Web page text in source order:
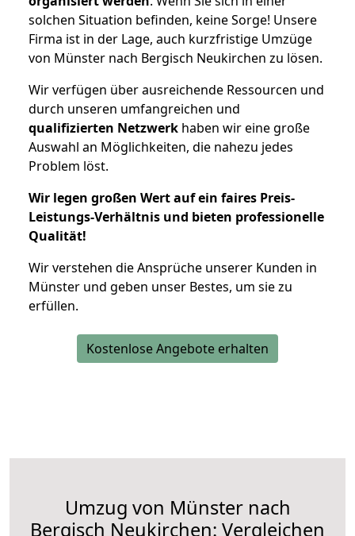
solchen Situation befinden, keine Sorge! Unsere
Firma ist in der Lage, auch kurzfristige Umzüge
von Münster nach Bergisch Neukirchen zu lösen.
Wir verfügen über ausreichende Ressourcen und
durch unseren umfangreichen und
qualifizierten Netzwerk haben wir eine große
Auswahl an Möglichkeiten, die nahezu jedes
Problem löst.
Wir legen großen Wert auf ein faires Preis-
Leistungs-Verhältnis und bieten professionelle
Qualität!
Wir verstehen die Ansprüche unserer Kunden in
Münster und geben unser Bestes, um sie zu
erfüllen.
Kostenlose Angebote erhalten
Umzug von Münster nach
Bergisch Neukirchen: Vergleichen